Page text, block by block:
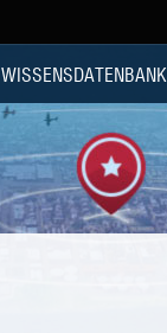
WISSENSDATENBANK